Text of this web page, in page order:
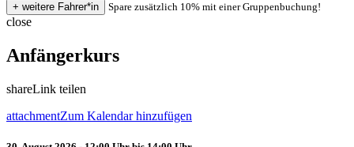
Spare zusätzlich 10% mit einer Gruppenbuchung!
close
Anfängerkurs
shareLink teilen
attachmentZum Kalendar hinzufügen